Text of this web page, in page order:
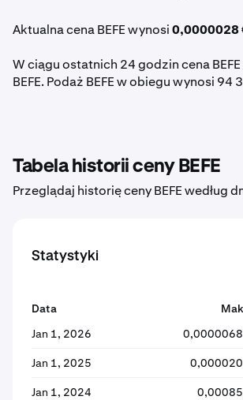
Aktualna cena BEFE wynosi0,0000028
W ciągu ostatnich 24 godzin cena BEFE
BEFE. Podaż BEFE w obiegu wynosi
Tabela historii ceny BEFE
Przeglądaj historię ceny BEFE według
Statystyki
Data
Jan 1, 2026
Jan 1, 2025
Jan 1, 2024